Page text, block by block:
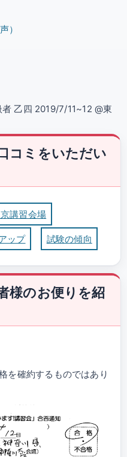
）
乙四 2019/7/11~12 @東
コミをいただい
講習会場
ップ 試験の傾向
様のお便りを紹
を確約するものではあり